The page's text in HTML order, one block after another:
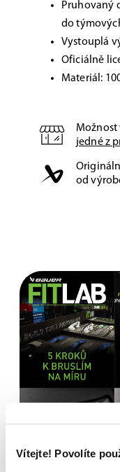
Vítejte! Povolíte
Pruhovaný
do
Vystouplá
Oficiálně
Materiál:
Možnost
jedné z
od